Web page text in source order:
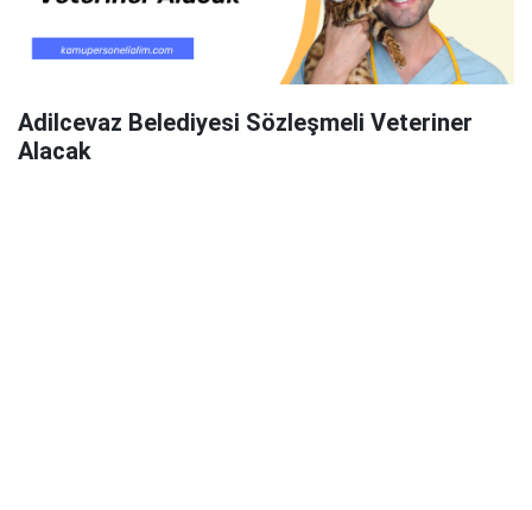
Adilcevaz Belediyesi Sözleşmeli Veteriner
Alacak